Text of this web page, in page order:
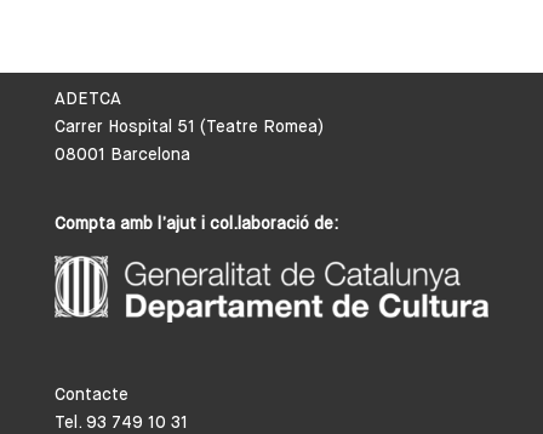
ADETCA
Carrer Hospital 51 (Teatre Romea)
08001 Barcelona
Compta amb l’ajut i col.laboració de:
Contacte
Tel. 93 749 10 31